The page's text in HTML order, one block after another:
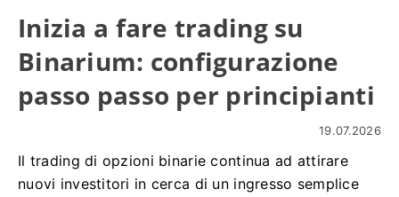
Inizia a fare trading su
Binarium: configurazione
passo passo per principianti
19.07.2026
Il trading di opzioni binarie continua ad attirare
nuovi investitori in cerca di un ingresso semplice